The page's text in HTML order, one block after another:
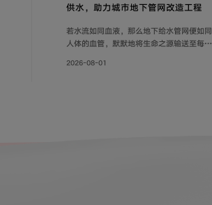
供水，助力城市地下管网改造工程
若水流如同血液，那么地下给水管网便如同
人体的血管，默默地将生命之源输送至每一
续落地，老旧管线迭代升级，联塑给水用钢
2026-08-01